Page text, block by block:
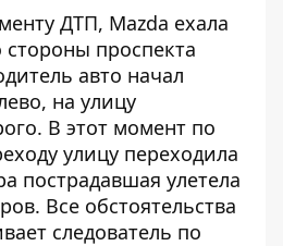
ДТП, Mazda ехала
проспекта
авто начал
на улицу
В этот момент по
улицу переходила
пострадавшая улетела
Все обстоятельства
следователь по